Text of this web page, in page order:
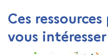
Ces
vous intéresser